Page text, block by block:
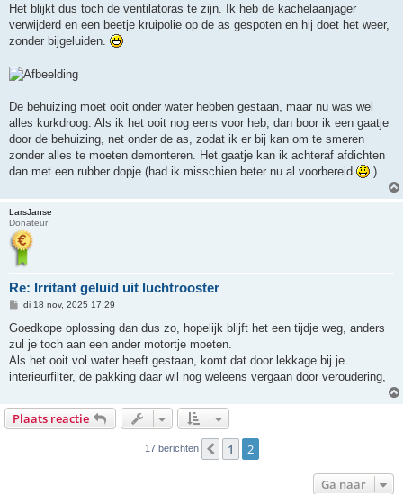
r
c
h
Het blijkt dus toch de ventilatoras te zijn. Ik heb de kachelaanjager
verwijderd en een beetje kruipolie op de as gespoten en hij doet het weer,
zonder bijgeluiden.
De behuizing moet ooit onder water hebben gestaan, maar nu was wel
alles kurkdroog. Als ik het ooit nog eens voor heb, dan boor ik een gaatje
door de behuizing, net onder de as, zodat ik er bij kan om te smeren
zonder alles te moeten demonteren. Het gaatje kan ik achteraf afdichten
dan met een rubber dopje (had ik misschien beter nu al voorbereid
).
LarsJanse
Donateur
Re: Irritant geluid uit luchtrooster
B
r
c
h
di 18 nov, 2025 17:29
Goedkope oplossing dan dus zo, hopelijk blijft het een tijdje weg, anders
zul je toch aan een ander motortje moeten.
Als het ooit vol water heeft gestaan, komt dat door lekkage bij je
interieurfilter, de pakking daar wil nog weleens vergaan door veroudering,
Plaats reactie
17 berichten Vorige
1 2
Ga naar